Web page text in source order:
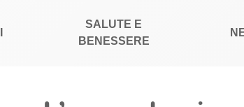
SALUTE E
BENESSERE